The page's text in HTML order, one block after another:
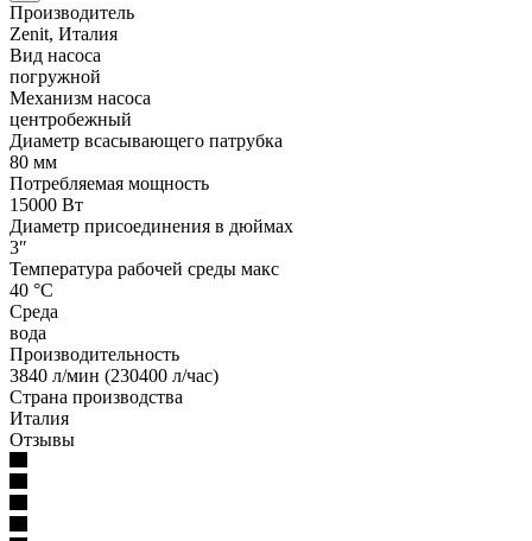
Производитель
Zenit, Италия
Вид насоса
погружной
Механизм насоса
центробежный
Диаметр всасывающего патрубка
80 мм
Потребляемая мощность
15000 Вт
Диаметр присоединения в дюймах
3″
Температура рабочей среды макс
40 °С
Среда
вода
Производительность
3840 л/мин (230400 л/час)
Страна производства
Италия
Отзывы